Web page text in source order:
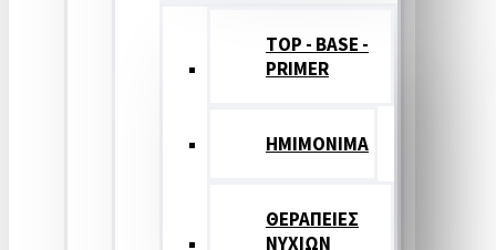
TOP - BASE -
PRIMER
ΗΜΙΜΟΝΙΜΑ
ΘΕΡΑΠΕΙΕΣ
ΝΥΧΙΩΝ